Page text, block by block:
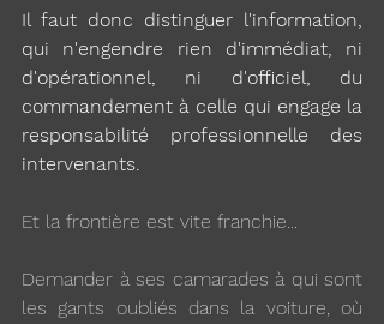
Il faut donc distinguer l'information,
qui n'engendre rien d'immédiat, ni
d'opérationnel, ni d'officiel, du
commandement à celle qui engage la
responsabilité professionnelle des
intervenants.
Et la frontière est vite franchie...
Demander à ses camarades à qui sont
les gants oubliés dans la voiture, où